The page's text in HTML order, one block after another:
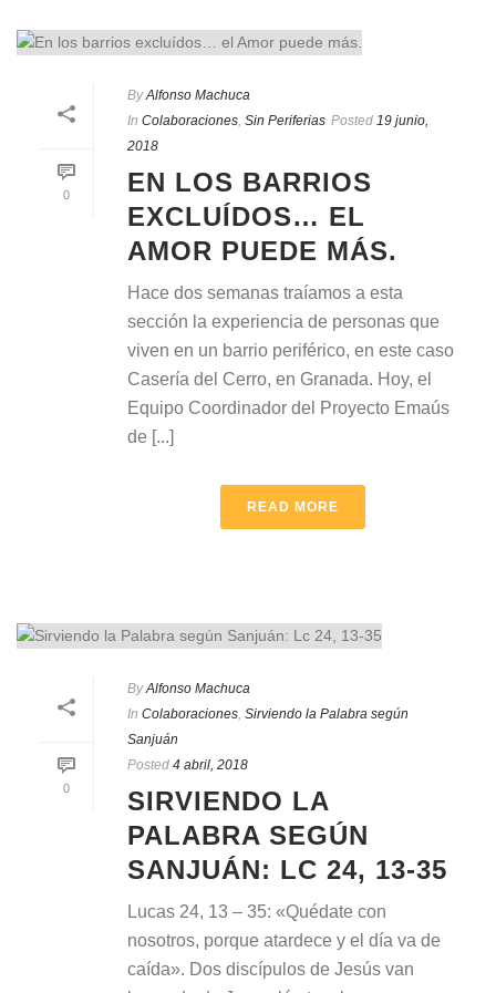
0
By Alfonso Machuca
In Colaboraciones Sin Periferias Posted 19 junio,
2018
EN LOS BARRIOS
EXCLUÍDOS… EL
AMOR PUEDE MÁS.
Hace dos semanas traíamos a esta
sección la experiencia de personas que
viven en un barrio periférico, en este caso
Casería del Cerro, en Granada. Hoy, el
Equipo Coordinador del Proyecto Emaús
de [...]
READ MORE
0
By Alfonso Machuca
In Colaboraciones, Sirviendo la Palabra según
Sanjuán
Posted 4 abril, 2018
SIRVIENDO LA
PALABRA SEGÚN
SANJUÁN: LC 24, 13-35
Lucas 24, 13 – 35: «Quédate con
nosotros, porque atardece y el día va de
caída». Dos discípulos de Jesús van